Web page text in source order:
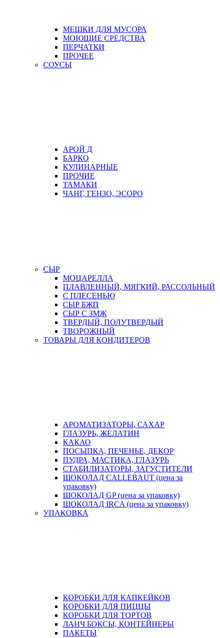
МЕШКИ ДЛЯ МУСОРА
МОЮЩИЕ СРЕДСТВА
ПЕРЧАТКИ
ПРОЧЕЕ
СОУСЫ
АРОЙ Д
БАРКО
КУЛИНАРНЫЕ
ПРОЧИЕ
ТАМАКИ
ЧАНГ, ГЕНЗО, ЭСОРО
СЫР
МОЦАРЕЛЛА
ПЛАВЛЕННЫЙ, МЯГКИЙ, РАССОЛЬНЫЙ
С ПЛЕСЕНЬЮ
СЫР БЖП
СЫР С ЗМЖ
ТВЕРДЫЙ, ПОЛУТВЕРДЫЙ
ТВОРОЖНЫЙ
ТОВАРЫ ДЛЯ КОНДИТЕРОВ
АРОМАТИЗАТОРЫ, САХАР
ГЛАЗУРЬ, ЖЕЛАТИН
КАКАО
ПОСЫПКА, ПЕЧЕНЬЕ, ДЕКОР
ПУДРА, МАСТИКА, ГЛАЗУРЬ
СТАБИЛИЗАТОРЫ, ЗАГУСТИТЕЛИ
ШОКОЛАД CALLEBAUT (цена за
упаковку)
ШОКОЛАД GP (цена за упаковку)
ШОКОЛАД IRCA (цена за упаковку)
УПАКОВКА
КОРОБКИ ДЛЯ КАПКЕЙКОВ
КОРОБКИ ДЛЯ ПИЦЦЫ
КОРОБКИ ДЛЯ ТОРТОВ
ЛАНЧ БОКСЫ, КОНТЕЙНЕРЫ
ПАКЕТЫ